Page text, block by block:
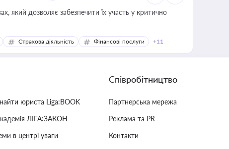
який дозволяє забезпечити їх участь у критично
Страхова діяльність Фінансові послуги +11
юриста Liga:BOOK
ЛІГА:ЗАКОН
в центрі уваги
Співробітництво
Партнерська мережа
Реклама та PR
Контакти